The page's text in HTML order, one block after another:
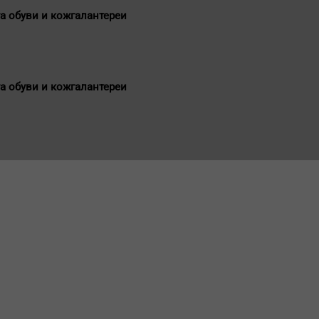
обуви и кожгалантереи
обуви и кожгалантереи